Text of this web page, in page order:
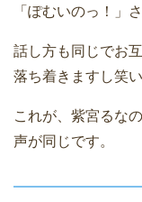
「ぽむいのっ！」
話し方も同じでお
落ち着きますし笑
これが、紫宮るな
声が同じです。